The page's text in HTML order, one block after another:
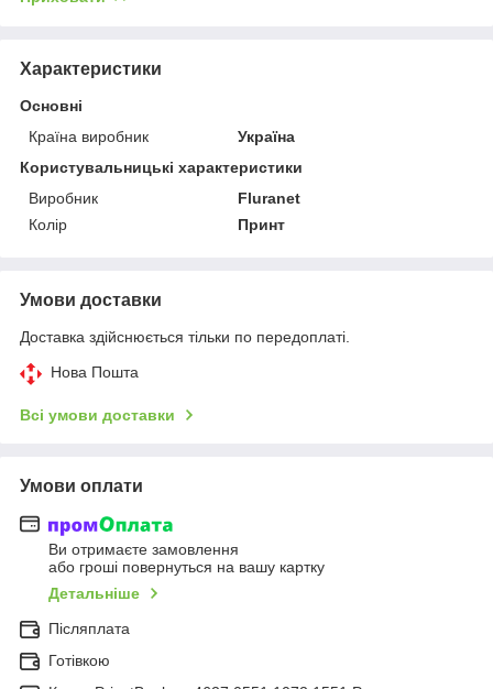
Характеристики
Основні
Країна виробник
Україна
Користувальницькі характеристики
Виробник
Fluranet
Колір
Принт
Умови доставки
Доставка здійснюється тільки по передоплаті.
Нова Пошта
Всі умови доставки
Умови оплати
Ви отримаєте замовлення
або гроші повернуться на вашу картку
Детальніше
Післяплата
Готівкою